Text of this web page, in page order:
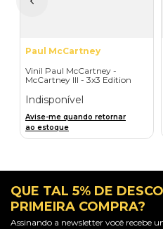
Paul McCartney
Vinil Paul McCartney -
McCartney III - 3x3 Edition
Indisponível
Avise-me quando retornar
ao estoque
QUE TAL 5% DE
PRIMEIRA COMPRA?
Assinando a newsletter você recebe